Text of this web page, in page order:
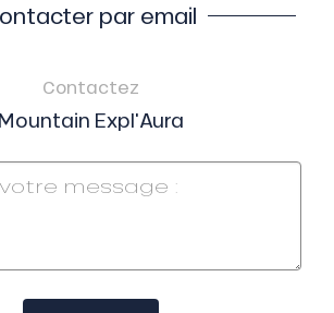
par email
Contactez
Mountain Expl'Aura